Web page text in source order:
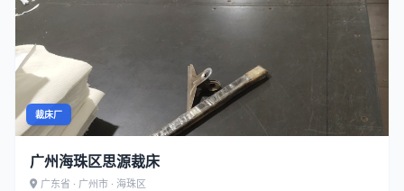
裁床厂
广州海珠区思源裁床
广东省 · 广州市 · 海珠区